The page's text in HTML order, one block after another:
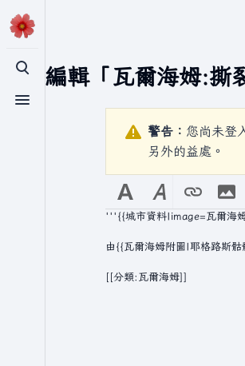
切換搜尋
切換選單
正在編輯「瓦爾海姆:撕
警告： 您尚未登
另外的益處。